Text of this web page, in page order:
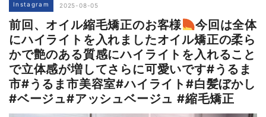
Instagram 2025-08-05
前回、オイル縮毛矯正のお客様‍
今回は全体
にハイライトを入れましたオイル矯正の柔ら
かで艶のある質感にハイライトを入れること
で立体感が増してさらに可愛いです#うるま
市#うるま市美容室#ハイライト#白髪ぼかし
#ベージュ#アッシュベージュ #縮毛矯正